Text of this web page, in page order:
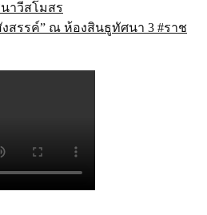
าวีสโมสร
งสรรค์” ณ ห้องสินธูทัศนา 3 #ราช